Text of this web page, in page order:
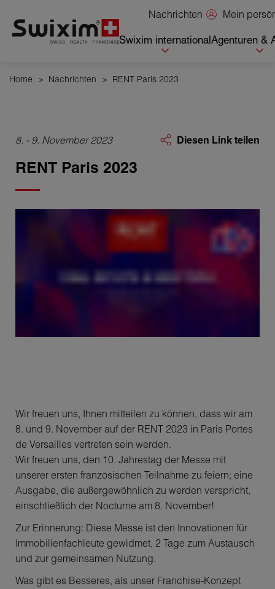
Nachrichten Mein
Swixim internationalAgenturen &
Home > Nachrichten > RENT Paris 2023
Diesen Link teilen
8. - 9. November 2023
RENT Paris 2023
Wir freuen uns, Ihnen mitteilen zu können, dass wir am
8. und 9. November auf der RENT 2023 in Paris Portes
de Versailles vertreten sein werden.
Wir freuen uns, den 10. Jahrestag der Messe mit
unserer ersten französischen Teilnahme zu feiern; eine
Ausgabe, die außergewöhnlich zu werden verspricht,
einschließlich der Nocturne am 8. November!
Zur Erinnerung: Diese Messe ist den Innovationen für
Immobilienfachleute gewidmet, 2 Tage zum Austausch
und zur gemeinsamen Nutzung.
Was gibt es Besseres, als unser Franchise-Konzept